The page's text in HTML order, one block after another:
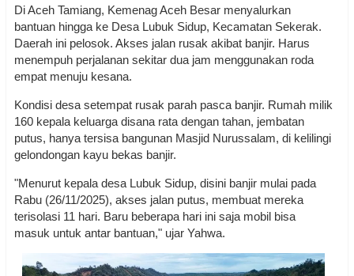
Di Aceh Tamiang, Kemenag Aceh Besar menyalurkan
bantuan hingga ke Desa Lubuk Sidup, Kecamatan Sekerak.
Daerah ini pelosok. Akses jalan rusak akibat banjir. Harus
menempuh perjalanan sekitar dua jam menggunakan roda
empat menuju kesana.
Kondisi desa setempat rusak parah pasca banjir. Rumah milik
160 kepala keluarga disana rata dengan tahan, jembatan
putus, hanya tersisa bangunan Masjid Nurussalam, di kelilingi
gelondongan kayu bekas banjir.
"Menurut kepala desa Lubuk Sidup, disini banjir mulai pada
Rabu (26/11/2025), akses jalan putus, membuat mereka
terisolasi 11 hari. Baru beberapa hari ini saja mobil bisa
masuk untuk antar bantuan," ujar Yahwa.